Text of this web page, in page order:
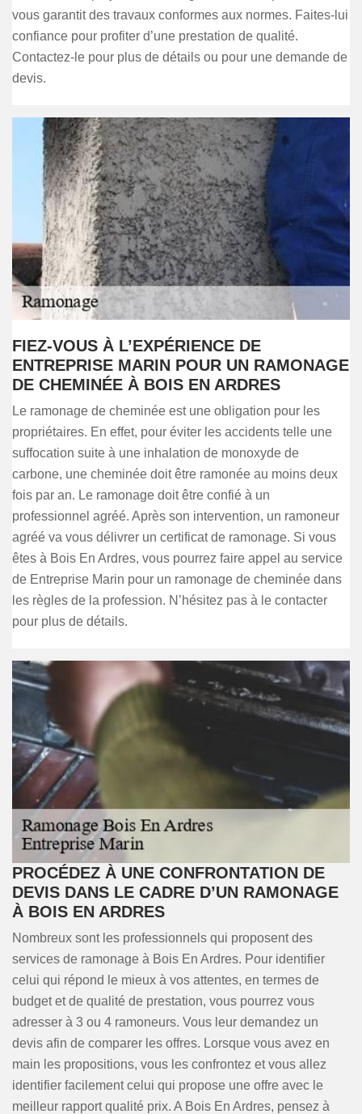
vous garantit des travaux conformes aux normes. Faites-lui
confiance pour profiter d’une prestation de qualité.
Contactez-le pour plus de détails ou pour une demande de
devis.
FIEZ-VOUS À L’EXPÉRIENCE DE
ENTREPRISE MARIN POUR UN RAMONAGE
DE CHEMINÉE À BOIS EN ARDRES
Le ramonage de cheminée est une obligation pour les
propriétaires. En effet, pour éviter les accidents telle une
suffocation suite à une inhalation de monoxyde de
carbone, une cheminée doit être ramonée au moins deux
fois par an. Le ramonage doit être confié à un
professionnel agréé. Après son intervention, un ramoneur
agréé va vous délivrer un certificat de ramonage. Si vous
êtes à Bois En Ardres, vous pourrez faire appel au service
de Entreprise Marin pour un ramonage de cheminée dans
les règles de la profession. N’hésitez pas à le contacter
pour plus de détails.
PROCÉDEZ À UNE CONFRONTATION DE
DEVIS DANS LE CADRE D’UN RAMONAGE
À BOIS EN ARDRES
Nombreux sont les professionnels qui proposent des
services de ramonage à Bois En Ardres. Pour identifier
celui qui répond le mieux à vos attentes, en termes de
budget et de qualité de prestation, vous pourrez vous
adresser à 3 ou 4 ramoneurs. Vous leur demandez un
devis afin de comparer les offres. Lorsque vous avez en
main les propositions, vous les confrontez et vous allez
identifier facilement celui qui propose une offre avec le
meilleur rapport qualité prix. A Bois En Ardres, pensez à